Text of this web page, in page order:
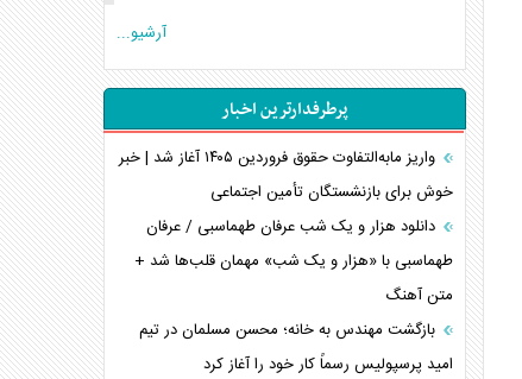
کنوانسیون دریای خزر در راستای منافع ملی است؟
اهمیت راهبردی اردن برای آمریکا
پیام، ظرفیت بالفعل‌نشده تجارت ایران
همسویی عربستان با سنتکام علیه متحدان ایران
ترامپ و توهم خلع سلاح حماس
چرا کویت به دنبال شریک امنیتی جدید است؟
اعتراف غرب به قدرت ایران در تثبیت معادلات
خطای راهبردی ترامپ مقابل برزیل
متن و حاشیه سفر نتانیاهو به آمریکا
آرشیو...
پرطرفدارترین اخبار
واریز مابه‌التفاوت حقوق فروردین ۱۴۰۵ آغاز شد | خبر
خوش برای بازنشستگان تأمین اجتماعی
دانلود هزار و یک شب عرفان طهماسبی / عرفان
طهماسبی با «هزار و یک شب» مهمان قلب‌ها شد +
متن آهنگ
بازگشت مهندس به خانه؛ محسن مسلمان در تیم
امید پرسپولیس رسماً کار خود را آغاز کرد